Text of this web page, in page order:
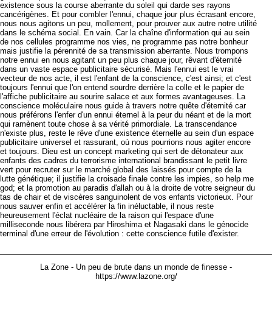
existence sous la course aberrante du soleil qui darde ses rayons
cancérigènes. Et pour combler l'ennui, chaque jour plus écrasant encore,
nous nous agitons un peu, mollement, pour prouver aux autre notre utilité
dans le schéma social. En vain. Car la chaîne d'information qui au sein
de nos cellules programme nos vies, ne programme pas notre bonheur
mais justifie la pérennité de sa transmission aberrante. Nous trompons
notre ennui en nous agitant un peu plus chaque jour, rêvant d'éternité
dans un vaste espace publicitaire sécurisé. Mais l'ennui est le vrai
vecteur de nos acte, il est l'enfant de la conscience, c'est ainsi; et c'est
toujours l'ennui que l'on entend sourdre derrière la colle et le papier de
l'affiche publicitaire au sourire salace et aux formes avantageuses. La
conscience moléculaire nous guide à travers notre quête d'éternité car
nous préférons l'enfer d'un ennui éternel à la peur du néant et de la mort
qui ramènent toute chose à sa vérité primordiale. La transcendance
n'existe plus, reste le rêve d'une existence éternelle au sein d'un espace
publicitaire universel et rassurant, où nous pourrions nous agiter encore
et toujours. Dieu est un concept marketing qui sert de détonateur aux
enfants des cadres du terrorisme international brandissant le petit livre
vert pour recruter sur le marché global des laissés pour compte de la
lutte génétique; il justifie la croisade finale contre les impies, so help me
god; et la promotion au paradis d'allah ou à la droite de votre seigneur du
tas de chair et de viscères sanguinolent de vos enfants victorieux. Pour
nous sauver enfin et accélérer la fin inéluctable, il nous reste
heureusement l'éclat nucléaire de la raison qui l'espace d'une
milliseconde nous libérera par Hiroshima et Nagasaki dans le génocide
terminal d'une erreur de l'évolution : cette conscience futile d'exister.
La Zone - Un peu de brute dans un monde de finesse -
https://www.lazone.org/